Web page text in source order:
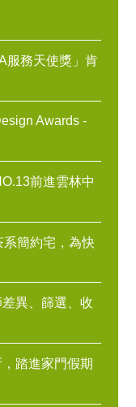
服務天使獎」肯
Awards -
前進雲林中
系簡約宅，為快
異、篩選、收
踏進家門假期